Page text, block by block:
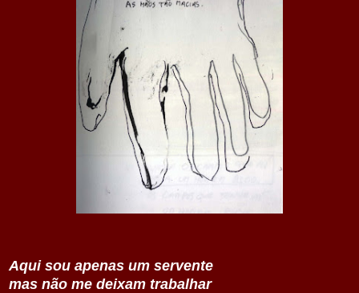
Aqui sou apenas um servente
mas não me deixam trabalhar